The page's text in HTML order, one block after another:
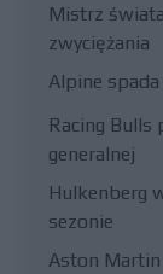
Mistrz
zwyciężania
Alpine
Racing Bulls
generalnej
Hulkenberg
sezonie
Aston Martin